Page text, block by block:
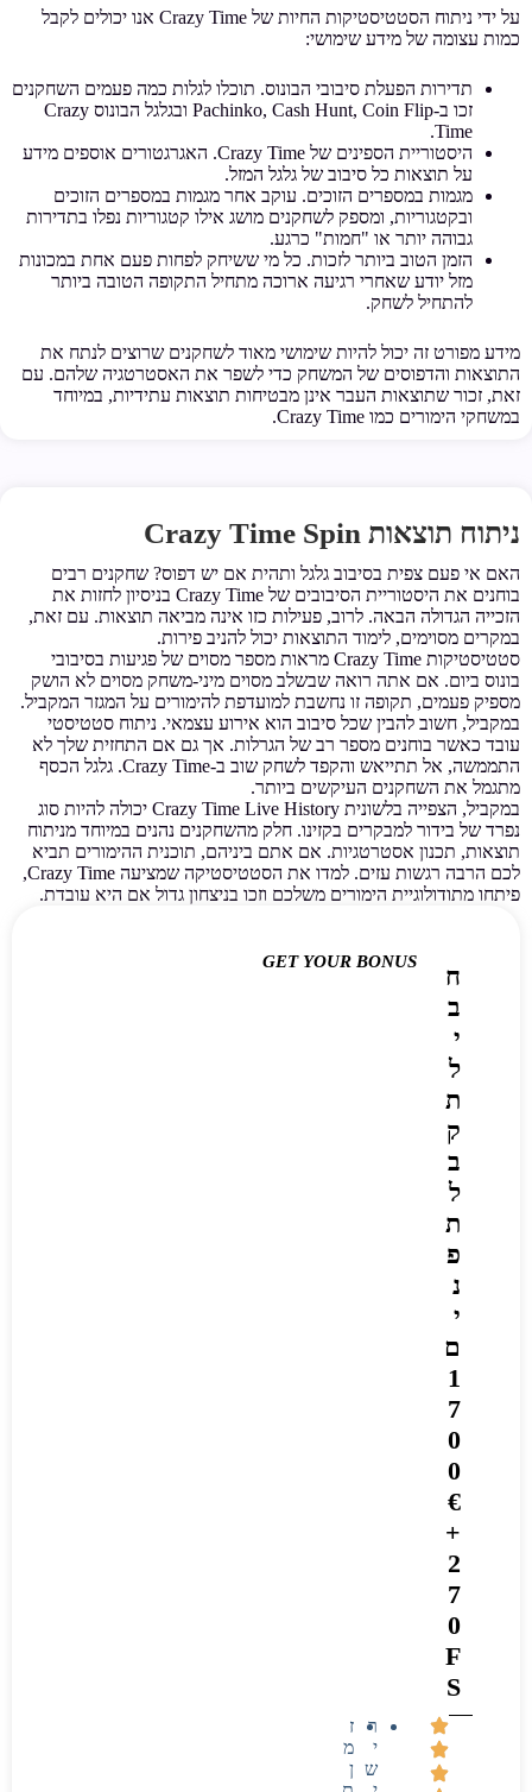
על ידי ניתוח הסטטיסטיקות החיות של Crazy Time אנו יכולים לקבל
כמות עצומה של מידע שימושי:
תדירות הפעלת סיבובי הבונוס. תוכלו לגלות כמה פעמים השחקנים
זכו ב-Pachinko, Cash Hunt, Coin Flip ובגלגל הבונוס Crazy
Time.
היסטוריית הספינים של Crazy Time. האגרגטורים אוספים מידע
על תוצאות כל סיבוב של גלגל המזל.
מגמות במספרים הזוכים. עוקב אחר מגמות במספרים הזוכים
ובקטגוריות, ומספק לשחקנים מושג אילו קטגוריות נפלו בתדירות
גבוהה יותר או "חמות" כרגע.
הזמן הטוב ביותר לזכות. כל מי ששיחק לפחות פעם אחת במכונות
מזל יודע שאחרי רגיעה ארוכה מתחיל התקופה הטובה ביותר
להתחיל לשחק.
מידע מפורט זה יכול להיות שימושי מאוד לשחקנים שרוצים לנתח את
התוצאות והדפוסים של המשחק כדי לשפר את האסטרטגיה שלהם. עם
זאת, זכור שתוצאות העבר אינן מבטיחות תוצאות עתידיות, במיוחד
במשחקי הימורים כמו Crazy Time.
ניתוח תוצאות Crazy Time Spin
האם אי פעם צפית בסיבוב גלגל ותהית אם יש דפוס? שחקנים רבים
בוחנים את היסטוריית הסיבובים של Crazy Time בניסיון לחזות את
הזכייה הגדולה הבאה. לרוב, פעילות כזו אינה מביאה תוצאות. עם זאת,
במקרים מסוימים, לימוד התוצאות יכול להניב פירות.
סטטיסטיקות Crazy Time מראות מספר מסוים של פגיעות בסיבובי
בונוס ביום. אם אתה רואה שבשלב מסוים מיני-משחק מסוים לא הושק
מספיק פעמים, תקופה זו נחשבת למועדפת להימורים על המגזר המקביל.
במקביל, חשוב להבין שכל סיבוב הוא אירוע עצמאי. ניתוח סטטיסטי
עובד כאשר בוחנים מספר רב של הגרלות. אך גם אם התחזית שלך לא
התממשה, אל תתייאש והקפד לשחק שוב ב-Crazy Time. גלגל הכסף
מתגמל את השחקנים העיקשים ביותר.
במקביל, הצפייה בלשונית Crazy Time Live History יכולה להיות סוג
נפרד של בידור למבקרים בקזינו. חלק מהשחקנים נהנים במיוחד מניתוח
תוצאות, תכנון אסטרטגיות. אם אתם ביניהם, תוכנית ההימורים תביא
לכם הרבה רגשות עזים. למדו את הסטטיסטיקה שמציעה Crazy Time,
פיתחו מתודולוגיית הימורים משלכם וזכו בניצחון גדול אם היא עובדת.
ח
ב
י
ל
ת
ק
ב
ל
ת
פ
נ
י
ם
1
7
0
0
€
+
2
7
0
F
S
ר
י
ש
ז
מ
ן
GET YOUR BONUS